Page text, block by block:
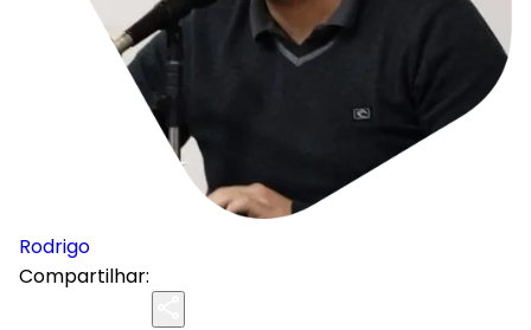
Rodrigo
Compartilhar: